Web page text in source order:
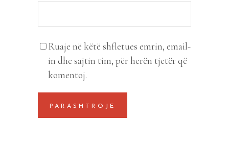
Ruaje në këtë shfletues emrin, email-
in dhe sajtin tim, për herën tjetër që
komentoj.